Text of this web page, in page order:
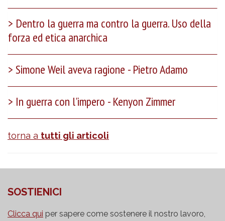
Dentro la guerra ma contro la guerra. Uso della
forza ed etica anarchica
Simone Weil aveva ragione - Pietro Adamo
In guerra con l'impero - Kenyon Zimmer
torna a tutti gli articoli
SOSTIENICI
Clicca qui per sapere come sostenere il nostro lavoro,